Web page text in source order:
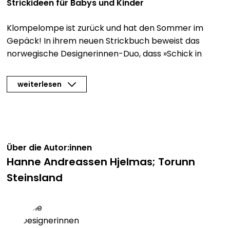
Strickideen für Babys und Kinder
Klompelompe ist zurück und hat den Sommer im
Gepäck! In ihrem neuen Strickbuch beweist das
norwegische Designerinnen-Duo, dass »Schick in
leichten Garnen ergeben die Strickanleitungen eine
komplette Sommergarderobe für Kinder aller
Sei es der Strampler für das Neugeborene, das
Sommerkleid für die große Schwester oder die lässige
Kapuzenjacke für den kleinen Mann – alle
Kindersachen sind alltagstauglich geschnitten und
Sommerliche Strickideen für den Nachwuchs: 40
weiterlesen
Über die Autor:innen
Hanne Andreassen Hjelmas; Torunn
Steinsland